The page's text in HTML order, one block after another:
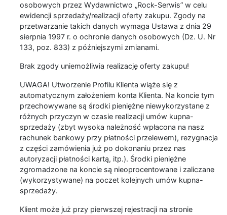
osobowych przez Wydawnictwo „Rock-Serwis” w celu
ewidencji sprzedaży/realizacji oferty zakupu. Zgody na
przetwarzanie takich danych wymaga Ustawa z dnia 29
sierpnia 1997 r. o ochronie danych osobowych (Dz. U. Nr
133, poz. 833) z późniejszymi zmianami.
Brak zgody uniemożliwia realizację oferty zakupu!
UWAGA! Utworzenie Profilu Klienta wiąże się z
automatycznym założeniem konta Klienta. Na koncie tym
przechowywane są środki pieniężne niewykorzystane z
różnych przyczyn w czasie realizacji umów kupna-
sprzedaży (zbyt wysoka należność wpłacona na nasz
rachunek bankowy przy płatności przelewem), rezygnacja
z części zamówienia już po dokonaniu przez nas
autoryzacji płatności kartą, itp.). Środki pieniężne
zgromadzone na koncie są nieoprocentowane i zaliczane
(wykorzystywane) na poczet kolejnych umów kupna-
sprzedaży.
Klient może już przy pierwszej rejestracji na stronie